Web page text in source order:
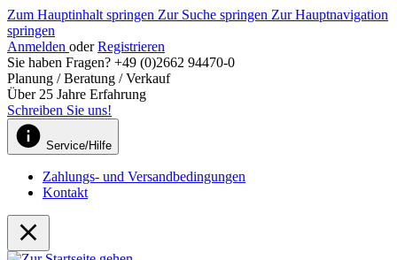
Zum Hauptinhalt springen Zur Suche springen Zur Hauptnavigation
springen
Anmelden oder Registrieren
Sie haben Fragen? +49 (0)2662 94470-0
Planung / Beratung / Verkauf
Über 25 Jahre Erfahrung
Schreiben Sie uns!
Service/Hilfe
Zahlungs- und Versandbedingungen
Kontakt